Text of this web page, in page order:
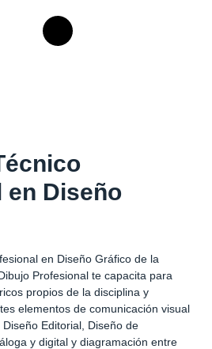
en Diseño
en Diseño Gráfico de la
Profesional te capacita para
propios de la disciplina y
elementos de comunicación visual
Editorial, Diseño de
y digital y diagramación entre